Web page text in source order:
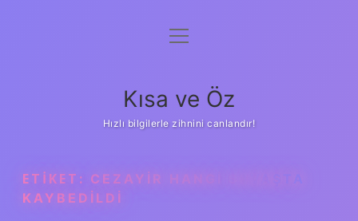
Anasayfa
Yasal Uyarı
menüyü
Kısa ve Öz
Hızlı bilgilerle zihnini canlandır!
ETIKET: CEZAYIR HANGI SAVAŞTA
KAYBEDILDI